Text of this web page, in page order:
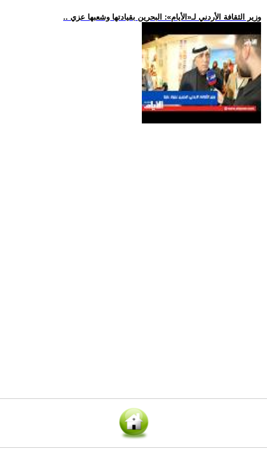
.. وزير الثقافة الأردني لـ«الأيام»: البحرين بقيادتها وشعبها عزي